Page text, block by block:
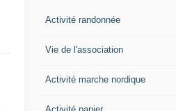
Activité randonnée
Vie de l'association
Activité marche nordique
Activité panier